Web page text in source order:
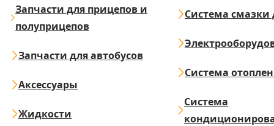
Запчасти для прицепов и
полуприцепов
Запчасти для автобусов
Аксессуары
Жидкости
Система смазки
Система
Система